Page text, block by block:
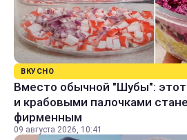
ВКУСНО
Вместо обычной "Шубы":
и крабовыми палочками
фирменным
09 августа 2026, 10:41